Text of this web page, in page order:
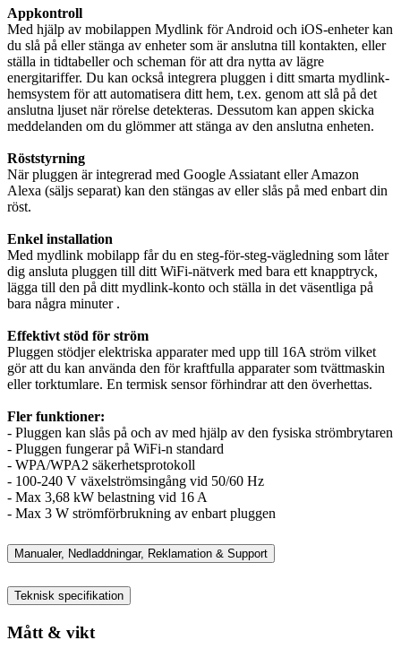
Appkontroll
Med hjälp av mobilappen Mydlink för Android och iOS-enheter kan
du slå på eller stänga av enheter som är anslutna till kontakten, eller
ställa in tidtabeller och scheman för att dra nytta av lägre
energitariffer. Du kan också integrera pluggen i ditt smarta mydlink-
hemsystem för att automatisera ditt hem, t.ex. genom att slå på det
anslutna ljuset när rörelse detekteras. Dessutom kan appen skicka
meddelanden om du glömmer att stänga av den anslutna enheten.
Röststyrning
När pluggen är integrerad med Google Assiatant eller Amazon
Alexa (säljs separat) kan den stängas av eller slås på med enbart din
röst.
Enkel installation
Med mydlink mobilapp får du en steg-för-steg-vägledning som låter
dig ansluta pluggen till ditt WiFi-nätverk med bara ett knapptryck,
lägga till den på ditt mydlink-konto och ställa in det väsentliga på
bara några minuter .
Effektivt stöd för ström
Pluggen stödjer elektriska apparater med upp till 16A ström vilket
gör att du kan använda den för kraftfulla apparater som tvättmaskin
eller torktumlare. En termisk sensor förhindrar att den överhettas.
Fler funktioner:
- Pluggen kan slås på och av med hjälp av den fysiska strömbrytaren
- Pluggen fungerar på WiFi-n standard
- WPA/WPA2 säkerhetsprotokoll
- 100-240 V växelströmsingång vid 50/60 Hz
- Max 3,68 kW belastning vid 16 A
- Max 3 W strömförbrukning av enbart pluggen
Manualer, Nedladdningar, Reklamation & Support
Teknisk specifikation
Mått & vikt